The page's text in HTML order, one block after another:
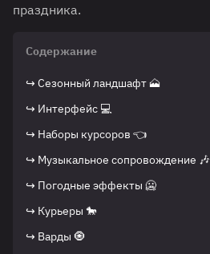
праздника.
Содержание
↪ Сезонный ландшафт 🗻
↪ Интерфейс 💻
↪ Наборы курсоров 👈
↪ Музыкальное сопровождение 🎶
↪ Погодные эффекты 🥶
↪ Курьеры 🐎
↪ Варды 🧿